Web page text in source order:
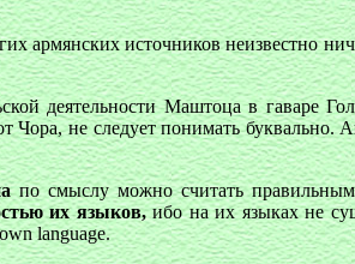
источников неизвестно
деятельности Маштоца в гаваре
не следует понимать буквально.
по смыслу можно считать
их языков,ибо на их языках не
language.